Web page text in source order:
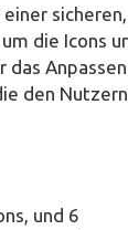
sicheren,
die Icons
das Anpassen
den Nutzern
und 6